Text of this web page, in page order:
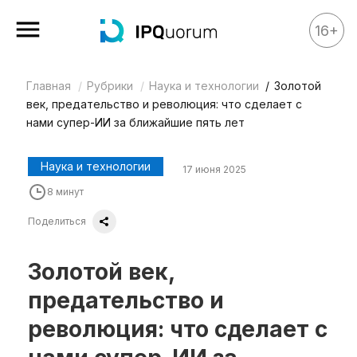
Все материалы
Аналитика
Legal review
События
IP Stories
О нас
Календарь
16+
Главная Рубрики Наука и технологии
Золотой
век, предательство и революция: что сделает с
нами супер-ИИ за ближайшие пять лет
Наука и технологии
17 июня 2025
8 минут
Поделиться
Золотой век,
предательство и
революция: что сделает с